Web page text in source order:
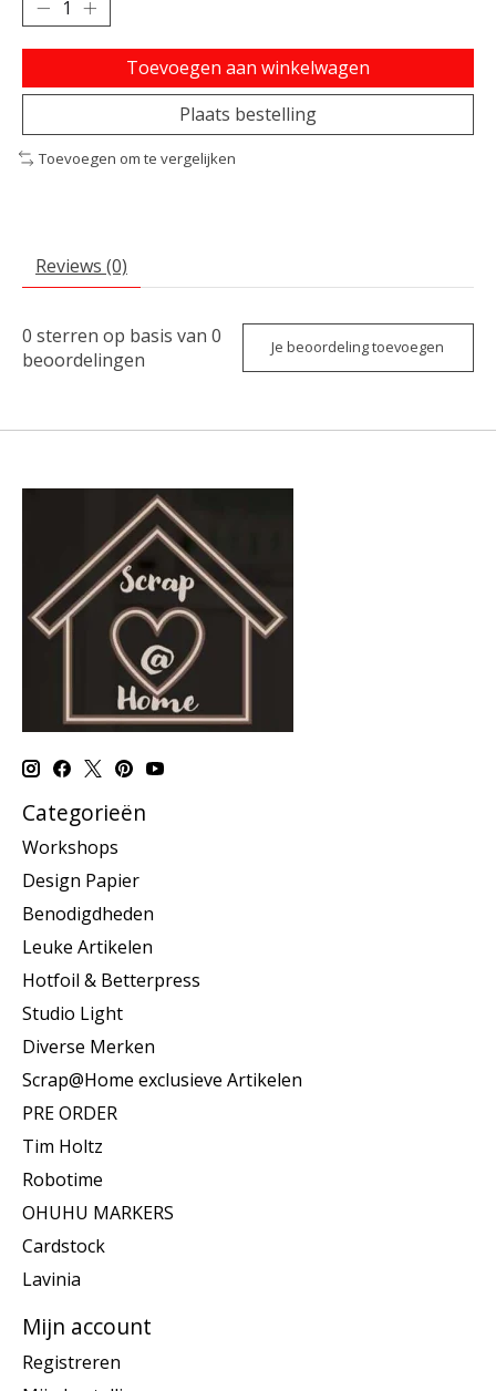
Toevoegen aan winkelwagen
Plaats bestelling
Toevoegen om te vergelijken
Reviews (0)
0 sterren op basis van 0
beoordelingen
Je beoordeling toevoegen
Categorieën
Workshops
Design Papier
Benodigdheden
Leuke Artikelen
Hotfoil & Betterpress
Studio Light
Diverse Merken
Scrap@Home exclusieve Artikelen
PRE ORDER
Tim Holtz
Robotime
OHUHU MARKERS
Cardstock
Lavinia
Mijn account
Registreren